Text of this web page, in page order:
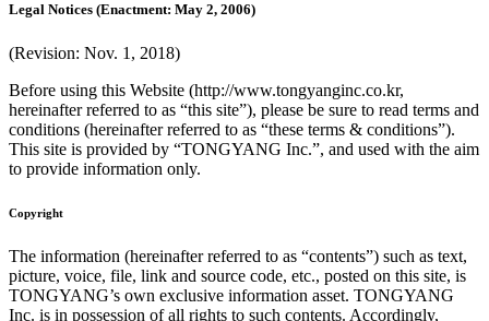
Legal Notices (Enactment: May 2, 2006)
(Revision: Nov. 1, 2018)
Before using this Website (http://www.tongyanginc.co.kr,
hereinafter referred to as “this site”), please be sure to read terms and
conditions (hereinafter referred to as “these terms & conditions”).
This site is provided by “TONGYANG Inc.”, and used with the aim
to provide information only.
Copyright
The information (hereinafter referred to as “contents”) such as text,
picture, voice, file, link and source code, etc., posted on this site, is
TONGYANG’s own exclusive information asset. TONGYANG
Inc. is in possession of all rights to such contents. Accordingly,